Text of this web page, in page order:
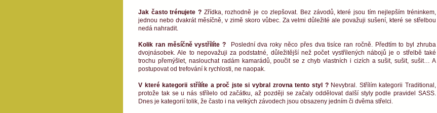
Jak často trénujete ? Zřídka, rozhodně je co zlepšovat. Bez závodů, které jsou tím nejlepším tréninkem,
jednou nebo dvakrát měsíčně, v zimě skoro vůbec. Za velmi důležité ale považuji sušení, které se střelbou
nedá nahradit.
Kolik ran měsíčně vystřílíte ? Poslední dva roky něco přes dva tisíce ran ročně. Předtím to byl zhruba
dvojnásobek. Ale to nepovažuji za podstatné, důležitější než počet vystřílených nábojů je o střelbě také
trochu přemýšlet, naslouchat radám kamarádů, poučit se z chyb vlastních i cizích a sušit, sušit, sušit… A
postupovat od trefování k rychlosti, ne naopak.
V které kategorii střílíte a proč jste si vybral zrovna tento styl ? Nevybral. Střílím kategorii Traditional,
protože tak se u nás střílelo od začátku, až později se začaly oddělovat další styly podle pravidel SASS.
Dnes je kategorií tolik, že často i na velkých závodech jsou obsazeny jedním či dvěma střelci.